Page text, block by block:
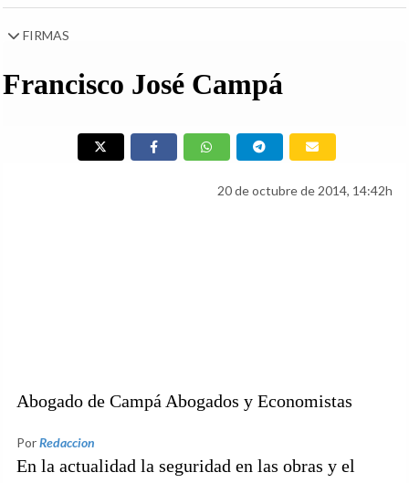
FIRMAS
Francisco José Campá
20 de octubre de 2014, 14:42h
Abogado de Campá Abogados y Economistas
PorRedaccion
En la actualidad la seguridad en las obras y el